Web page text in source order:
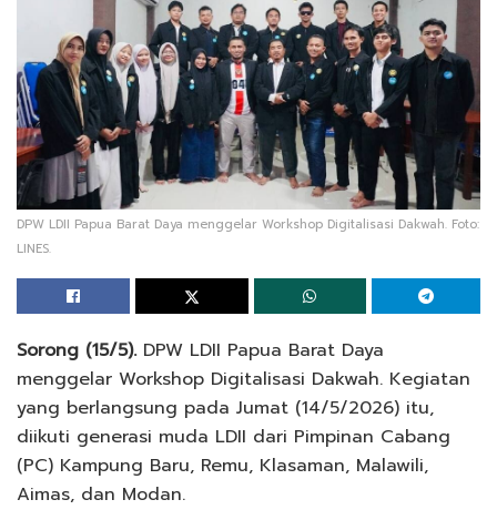
DPW LDII Papua Barat Daya menggelar Workshop Digitalisasi Dakwah. Foto:
LINES.
Sorong (15/5).DPW LDII Papua Barat Daya
menggelar Workshop Digitalisasi Dakwah. Kegiatan
yang berlangsung pada Jumat (14/5/2026) itu,
diikuti generasi muda LDII dari Pimpinan Cabang
(PC) Kampung Baru, Remu, Klasaman, Malawili,
Aimas, dan Modan.